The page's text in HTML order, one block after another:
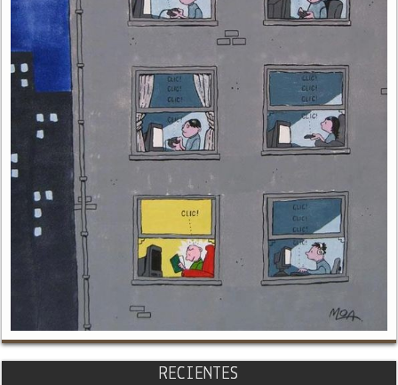
RECIENTES